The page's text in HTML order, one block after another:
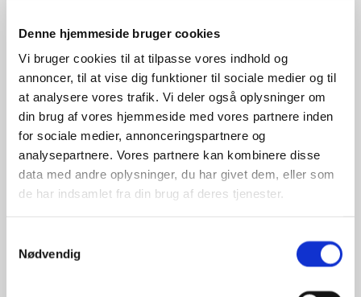
Denne hjemmeside bruger cookies
Vi bruger cookies til at tilpasse vores indhold og
annoncer, til at vise dig funktioner til sociale medier og til
at analysere vores trafik. Vi deler også oplysninger om
din brug af vores hjemmeside med vores partnere inden
for sociale medier, annonceringspartnere og
analysepartnere. Vores partnere kan kombinere disse
data med andre oplysninger, du har givet dem, eller som
de har indsamlet fra din brug af deres tjenester.
Nødvendig